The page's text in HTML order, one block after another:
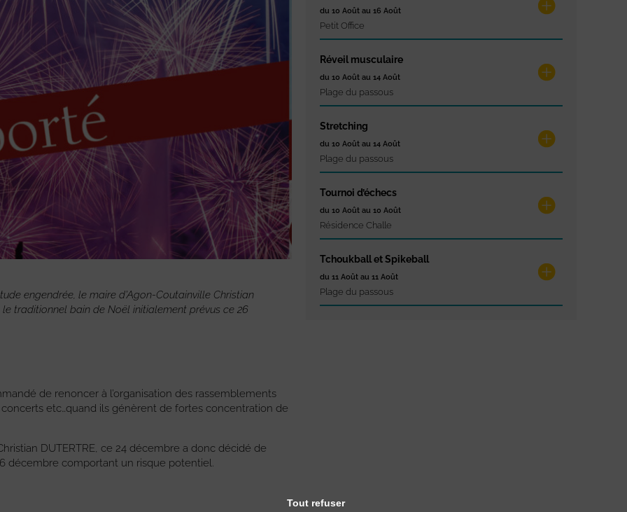
engendrée, le maire d’Agon-Coutainville Christian
le traditionnel bain de Noël initialement prévus ce 26
de renoncer à l’organisation des rassemblements
etc…quand ils génèrent de fortes concentration de
DUTERTRE, ce 24 décembre a donc décidé de
décembre comportant un risque potentiel.
du 10 Août au 16 Août
Petit Office
Réveil musculaire
du 10 Août au 14 Août
Plage du passous
Stretching
du 10 Août au 14 Août
Plage du passous
Tournoi d’échecs
du 10 Août au 10 Août
Résidence Challe
Tchoukball et Spikeball
du 11 Août au 11 Août
Plage du passous
Tout refuser